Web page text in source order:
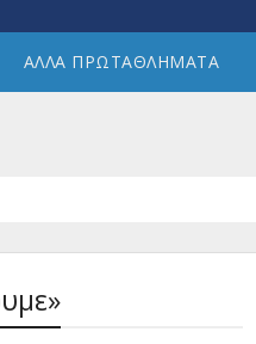
ΑΛΛΑ ΠΡΩΤΑΘΛΗΜΑΤΑ